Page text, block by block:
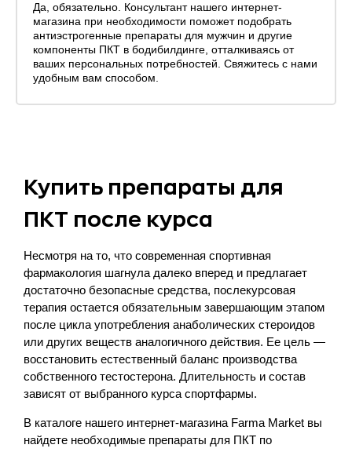
Да, обязательно. Консультант нашего интернет-
магазина при необходимости поможет подобрать
антиэстрогенные препараты для мужчин и другие
компоненты ПКТ в бодибилдинге, отталкиваясь от
ваших персональных потребностей. Свяжитесь с нами
удобным вам способом.
Купить препараты для
ПКТ после курса
Несмотря на то, что современная спортивная
фармакология шагнула далеко вперед и предлагает
достаточно безопасные средства, послекурсовая
терапия остается обязательным завершающим этапом
после цикла употребления анаболических стероидов
или других веществ аналогичного действия. Ее цель —
восстановить естественный баланс производства
собственного тестостерона. Длительность и состав
зависят от выбранного курса спортфармы.
В каталоге нашего интернет-магазина Farma Market вы
найдете необходимые препараты для ПКТ по